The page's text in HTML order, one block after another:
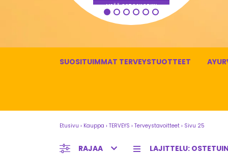
LISÄÄ OSTOSKORIIN
SUOSITUIMMAT TERVEYSTUOTTEET
Etusivu › Kauppa › TERVEYS › Terveystavoitteet › Sivu 25
RAJAA